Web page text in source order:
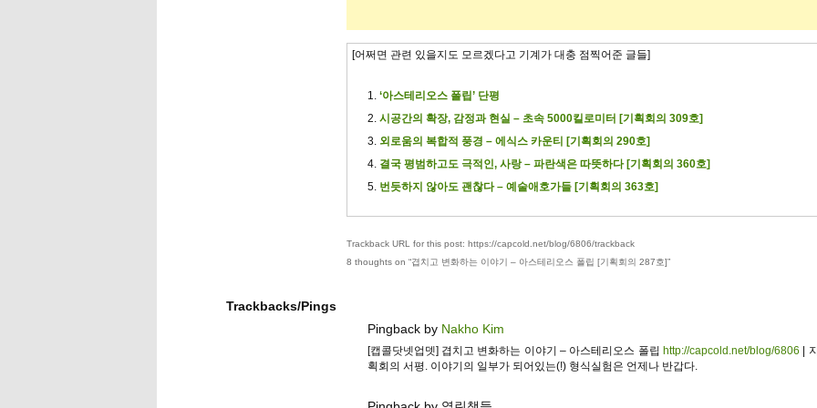
[어쩌면 관련 있을지도 모르겠다고 기계가 대충 점찍어준 글들]
‘아스테리오스 폴립’ 단평
시공간의 확장, 감정과 현실 – 초속 5000킬로미터 [기획회의 309호]
외로움의 복합적 풍경 – 에식스 카운티 [기획회의 290호]
결국 평범하고도 극적인, 사랑 – 파란색은 따뜻하다 [기획회의 360호]
번듯하지 않아도 괜찮다 – 예술애호가들 [기획회의 363호]
Trackback URL for this post: https://capcold.net/blog/6806/trackback
8 thoughts on “겹치고 변화하는 이야기 – 아스테리오스 폴립 [기획회의 287호]”
Trackbacks/Pings
Pingback by Nakho Kim
[캡콜닷넷업뎃] 겹치고 변화하는 이야기 – 아스테리오스 폴립 http://capcold.net/blog/6806 |
획회의 서평. 이야기의 일부가 되어있는(!) 형식실험은 언제나 반갑다.